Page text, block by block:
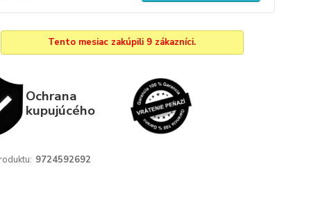
Tento mesiac zakúpili 9 zákazníci.
Ochrana
kupujúcého
9724592692